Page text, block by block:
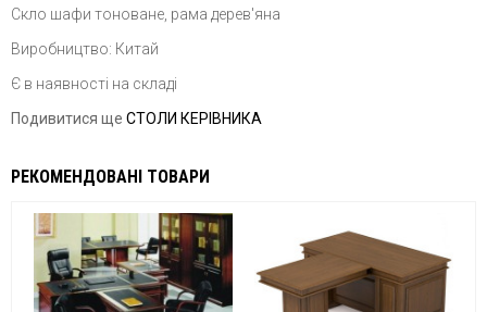
Скло шафи тоноване, рама дерев'яна
Виробництво: Китай
Є в наявності на складі
Подивитися ще СТОЛИ КЕРІВНИКА
РЕКОМЕНДОВАНІ ТОВАРИ